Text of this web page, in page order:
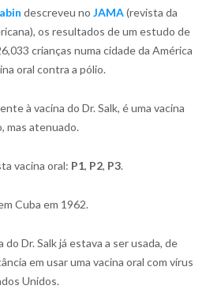
descreveu no JAMA(revista da
os resultados de um estudo de
crianças numa cidade da América
oral contra a pólio.
à vacina do Dr. Salk, é uma vacina
mas atenuado.
vacina oral: P1, P2, P3.
Cuba em 1962.
do Dr. Salk já estava a ser usada, de
em usar uma vacina oral com vírus
Unidos.